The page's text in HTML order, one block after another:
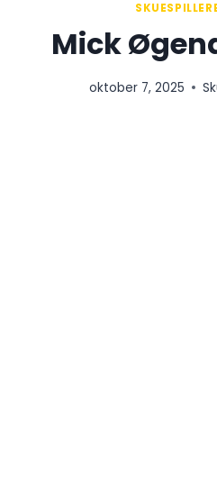
Mick
oktober 7, 2025